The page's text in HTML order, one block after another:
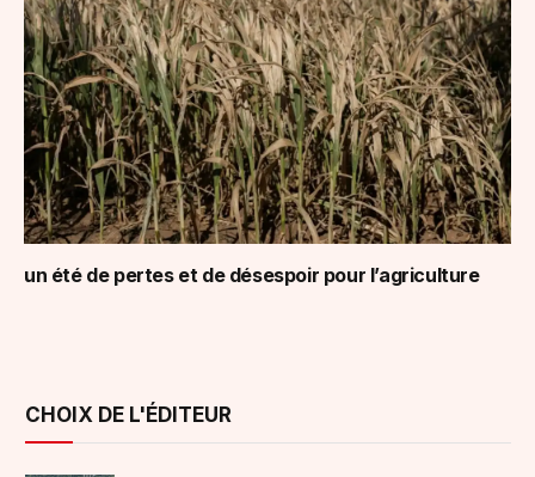
un été de pertes et de désespoir pour l’agriculture
CHOIX DE L'ÉDITEUR